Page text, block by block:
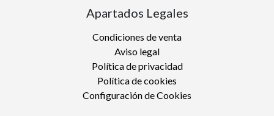
Apartados Legales
Condiciones de venta
Aviso legal
Política de privacidad
Política de cookies
Configuración de Cookies